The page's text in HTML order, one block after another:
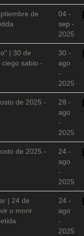
de
04 -
sep -
2025
| 30 de
sabio -
30 -
ago
-
2025
de 2025 -
28 -
ago
-
2025
de 2025 -
24 -
ago
-
2025
| 24 de
o morir
24 -
ago
-
2025